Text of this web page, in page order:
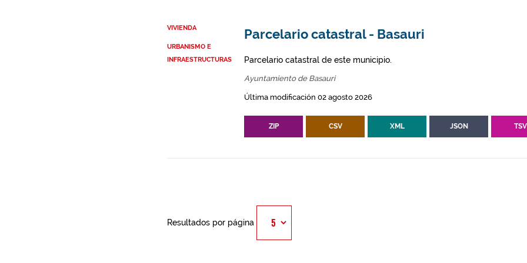
VIVIENDA
URBANISMO E
INFRAESTRUCTURAS
Parcelario catastral - Basauri
Parcelario catastral de este municipio.
Ayuntamiento de Basauri
Última modificación 02 agosto 2026
ZIP CSV XML JSON TSV
Resultados por página